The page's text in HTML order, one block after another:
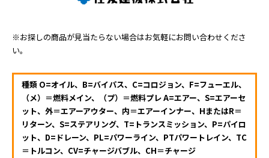
※お探しの商品が見当たらない場合はお気軽にお問い合わせくださ
い。
種類 O=オイル、B=バイパス、C=コロジョン、F=フューエル、
（メ）＝燃料メイン、（プ）＝燃料プレ A=エアー、S=エアーセ
ット、外＝エアーアウター、内＝エアーインナー、HまたはR＝
リターン、S=ステアリング、T=トランスミッション、P=パイロ
ット、D=ドレーン、PL=パワーライン、PTパワートレイン、TC
＝トルコン、CV=チャージバブル、CH＝チャージ